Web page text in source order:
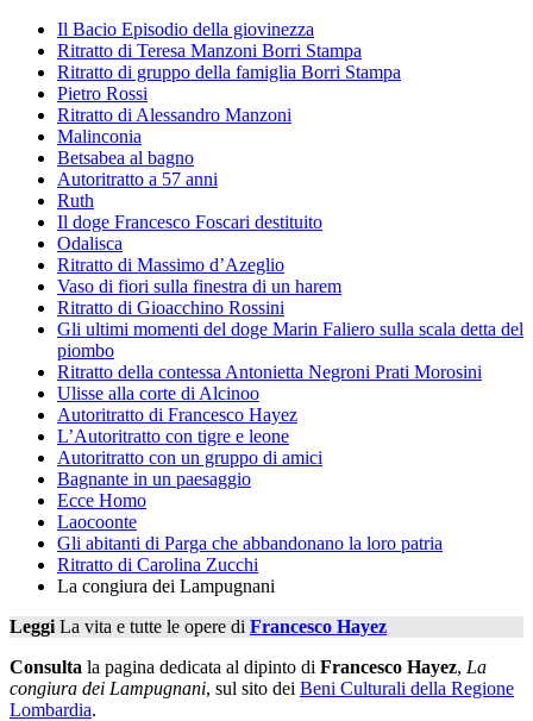
Il Bacio Episodio della giovinezza
Ritratto di Teresa Manzoni Borri Stampa
Ritratto di gruppo della famiglia Borri Stampa
Pietro Rossi
Ritratto di Alessandro Manzoni
Malinconia
Betsabea al bagno
Autoritratto a 57 anni
Ruth
Il doge Francesco Foscari destituito
Odalisca
Ritratto di Massimo d’Azeglio
Vaso di fiori sulla finestra di un harem
Ritratto di Gioacchino Rossini
Gli ultimi momenti del doge Marin Faliero sulla scala detta del
piombo
Ritratto della contessa Antonietta Negroni Prati Morosini
Ulisse alla corte di Alcinoo
Autoritratto di Francesco Hayez
L’Autoritratto con tigre e leone
Autoritratto con un gruppo di amici
Bagnante in un paesaggio
Ecce Homo
Laocoonte
Gli abitanti di Parga che abbandonano la loro patria
Ritratto di Carolina Zucchi
La congiura dei Lampugnani
Leggi La vita e tutte le opere di Francesco Hayez
Consulta la pagina dedicata al dipinto di Francesco Hayez, La
congiura dei Lampugnani, sul sito dei Beni Culturali della Regione
Lombardia.